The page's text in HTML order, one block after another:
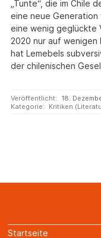
„Tunte“, die im Chile
eine neue Generation
eine wenig geglückte
2020 nur auf wenigen
hat Lemebels
der chilenischen
Veröffentlicht:
18.
Kategorie:
Kritiken
Startseite